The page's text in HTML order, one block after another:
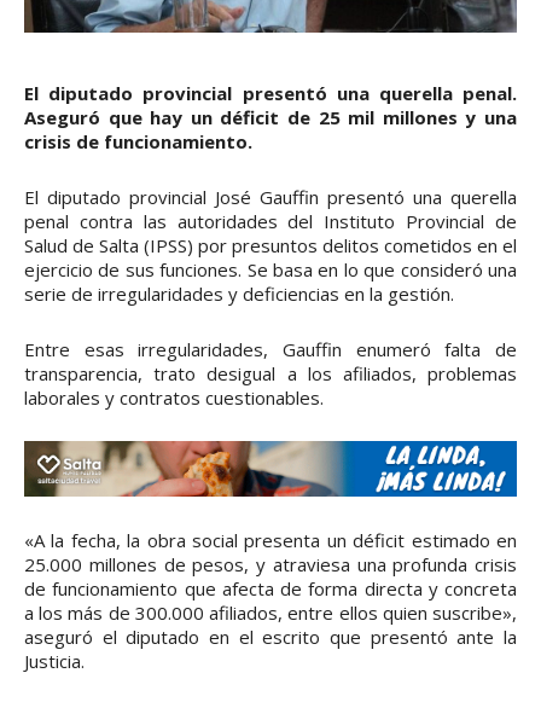
El diputado provincial presentó una querella penal.
Aseguró que hay un déficit de 25 mil millones y una
crisis de funcionamiento.
El diputado provincial José Gauffin presentó una querella
penal contra las autoridades del Instituto Provincial de
Salud de Salta (IPSS) por presuntos delitos cometidos en el
ejercicio de sus funciones. Se basa en lo que consideró una
serie de irregularidades y deficiencias en la gestión.
Entre esas irregularidades, Gauffin enumeró falta de
transparencia, trato desigual a los afiliados, problemas
laborales y contratos cuestionables.
«A la fecha, la obra social presenta un déficit estimado en
25.000 millones de pesos, y atraviesa una profunda crisis
de funcionamiento que afecta de forma directa y concreta
a los más de 300.000 afiliados, entre ellos quien suscribe»,
aseguró el diputado en el escrito que presentó ante la
Justicia.